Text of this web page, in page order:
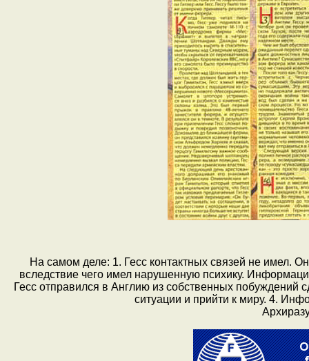
На самом деле: 1. Гесс контактных связей не имел.
вследствие чего имел нарушенную психику.
Гесс отправился в Англию из собственных побуждений
ситуации и прийти к миру. 4.